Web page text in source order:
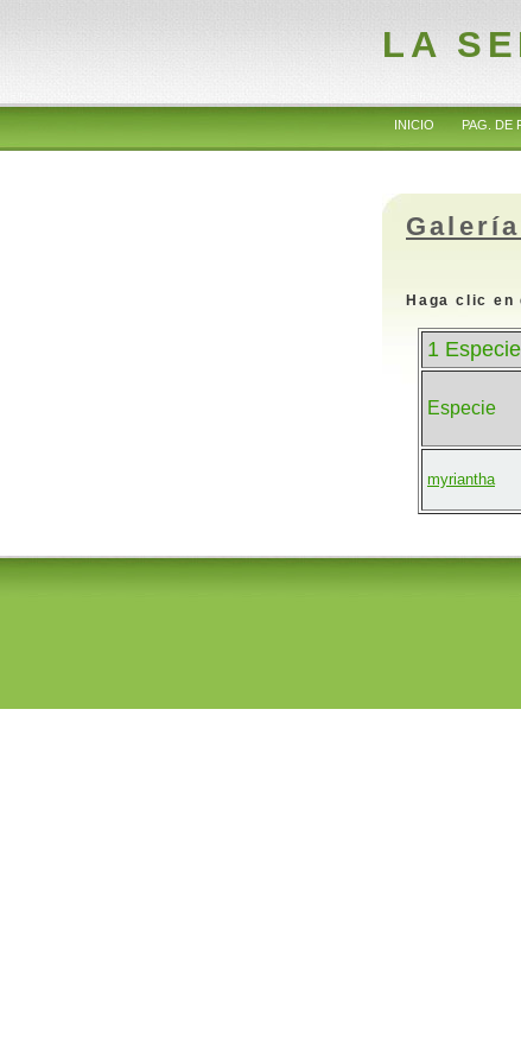
LA
INICIO PAG. DE
Haga clic
1
Especie
myriantha